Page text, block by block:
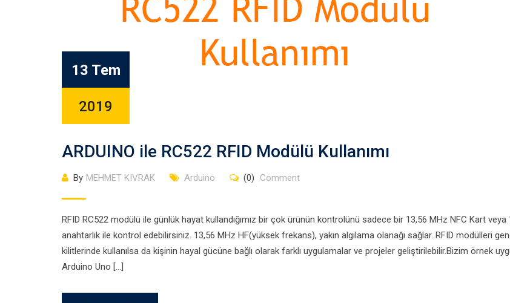
13 Tem
2019
ARDUINO ile RC522 RFID Modülü Kullanımı
By MEHMET KIVRAK Arduino (0) Comment
RFID RC522 modülü ile günlük hayat kullandığımız bir çok ürünün kontrolünü sadece bir 13,56 MHz NFC Kart veya
anahtarlık ile kontrol edebilirsiniz. 13,56 MHz HF(yüksek frekans), yakın algılama olanağı sağlar. RFID modülleri
kilitlerinde kullanılsa da kişinin hayal gücüne bağlı olarak farklı uygulamalar ve projeler geliştirilebilir.Bizim örnek
Arduino Uno […]